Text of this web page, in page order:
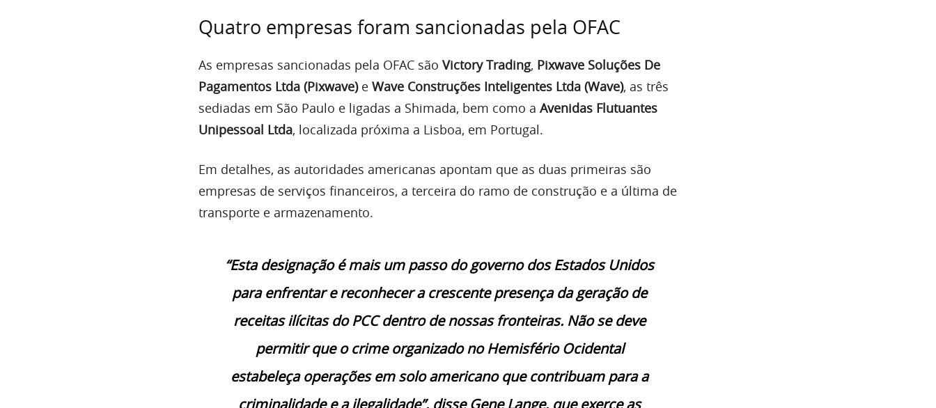
Quatro empresas foram sancionadas pela OFAC
As empresas sancionadas pela OFAC são Victory Trading, Pixwave Soluções De
Pagamentos Ltda (Pixwave)e Wave Construções Inteligentes Ltda (Wave), as três
sediadas em São Paulo e ligadas a Shimada, bem como a Avenidas Flutuantes
Unipessoal Ltda, localizada próxima a Lisboa, em Portugal.
Em detalhes, as autoridades americanas apontam que as duas primeiras são
empresas de serviços financeiros, a terceira do ramo de construção e a última de
transporte e armazenamento.
“Esta designação é mais um passo do governo dos Estados Unidos
para enfrentar e reconhecer a crescente presença da geração de
receitas ilícitas do PCC dentro de nossas fronteiras. Não se deve
permitir que o crime organizado no Hemisfério Ocidental
estabeleça operações em solo americano que contribuam para a